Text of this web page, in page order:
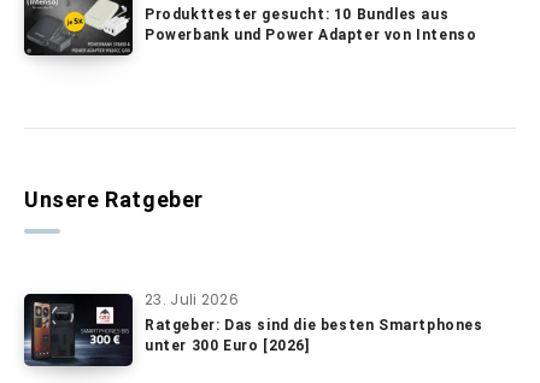
Produkttester gesucht: 10 Bundles aus
Powerbank und Power Adapter von Intenso
Unsere Ratgeber
23. Juli 2026
Ratgeber: Das sind die besten Smartphones
unter 300 Euro [2026]